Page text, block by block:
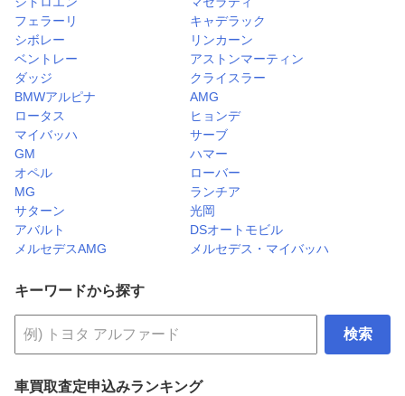
フェラーリ
キャデラック
シボレー
リンカーン
ベントレー
アストンマーティン
ダッジ
クライスラー
BMWアルピナ
AMG
ロータス
ヒョンデ
マイバッハ
サーブ
GM
ハマー
オペル
ローバー
MG
ランチア
サターン
光岡
アバルト
DSオートモビル
メルセデスAMG
メルセデス・マイバッハ
キーワードから探す
検索
車買取査定申込みランキング